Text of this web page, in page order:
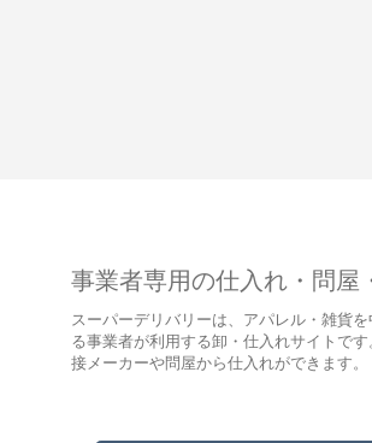
事業者専用の仕入れ・問屋
スーパーデリバリーは、アパレル・雑貨
る事業者が利用する卸・仕入れサイトで
接メーカーや問屋から仕入れができます。